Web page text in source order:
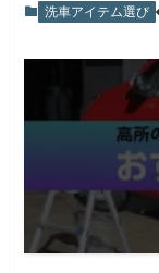
洗車アイテム選び